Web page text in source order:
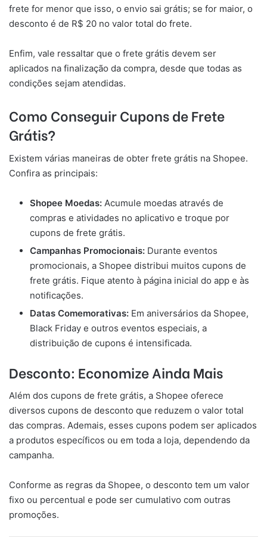
frete for menor que isso, o envio sai grátis; se for maior, o
desconto é de R$ 20 no valor total do frete.
Enfim, vale ressaltar que o frete grátis devem ser
aplicados na finalização da compra, desde que todas as
condições sejam atendidas.
Como Conseguir Cupons de Frete
Grátis?
Existem várias maneiras de obter frete grátis na Shopee.
Confira as principais:
Shopee Moedas: Acumule moedas através de
compras e atividades no aplicativo e troque por
cupons de frete grátis.
Campanhas Promocionais: Durante eventos
promocionais, a Shopee distribui muitos cupons de
frete grátis. Fique atento à página inicial do app e às
notificações.
Datas Comemorativas: Em aniversários da Shopee,
Black Friday e outros eventos especiais, a
distribuição de cupons é intensificada.
Desconto: Economize Ainda Mais
Além dos cupons de frete grátis, a Shopee oferece
diversos cupons de desconto que reduzem o valor total
das compras. Ademais, esses cupons podem ser aplicados
a produtos específicos ou em toda a loja, dependendo da
campanha.
Conforme as regras da Shopee, o desconto tem um valor
fixo ou percentual e pode ser cumulativo com outras
promoções.